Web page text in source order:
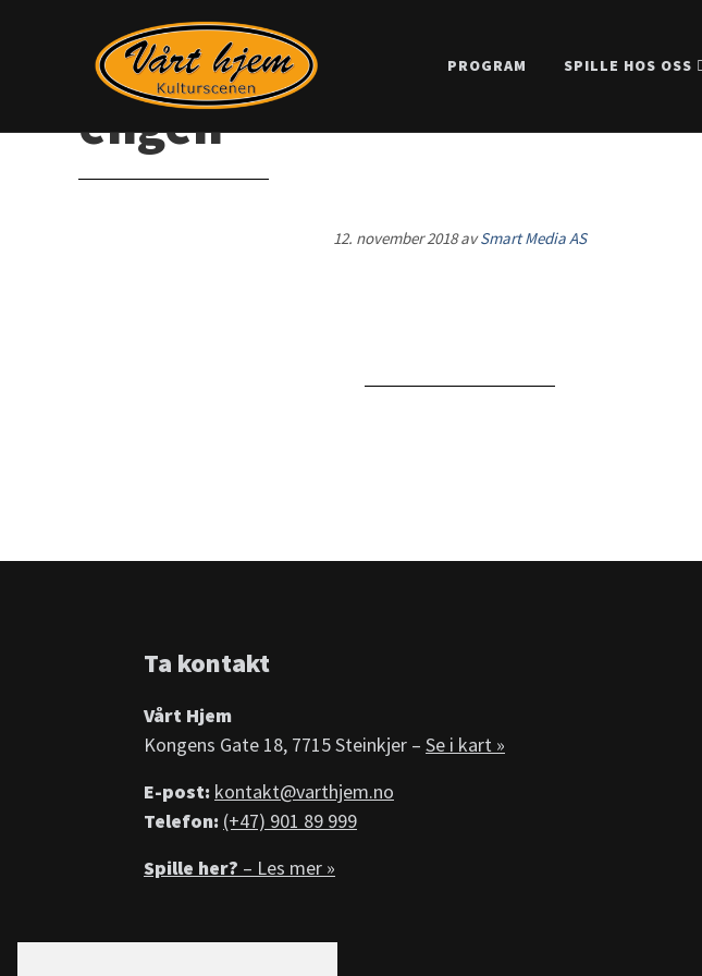
PROGRAM SPILLE HOS OSS
engen
12. november 2018avSmart Media AS
Ta kontakt
Vårt Hjem
Kongens Gate 18, 7715 Steinkjer – Se i kart »
E-post: kontakt@varthjem.no
Telefon: (+47) 901 89 999
Spille her? – Les mer »